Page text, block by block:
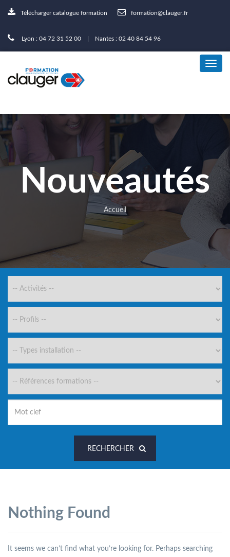
Télécharger catalogue formation formation@clauger.fr
Lyon : 04 72 31 52 00 | Nantes : 02 40 84 54 96
Nouveautés
Accueil
RECHERCHER
Nothing Found
It seems we can’t find what you’re looking for. Perhaps searching